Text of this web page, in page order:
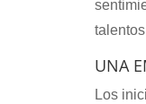
UNA
Los